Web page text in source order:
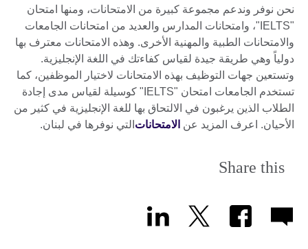
نحن نوفر وندعم مجموعة كبيرة من الامتحانات، ومنها امتحان
"IELTS"، وامتحانات المدارس والعديد من امتحانات الجامعات
والامتحانات الطبية والمهنية الأخرى. وهذه الامتحانات معترف بها
دولياً وهي طريقة جيدة لقياس كفاءتك في اللغة الإنجليزية.
وتستعين جهات التوظيف بهذه الامتحانات لاختيار الموظفين، كما
تستخدم الجامعات امتحان "IELTS" كوسيلة لقياس مدى إجادة
الطلاب الذين يرغبون في الالتحاق بها للغة الإنجليزية في كثير من
الأحيان. اعرف المزيد عن الامتحانات التي نوفرها في لبنان.
Share this